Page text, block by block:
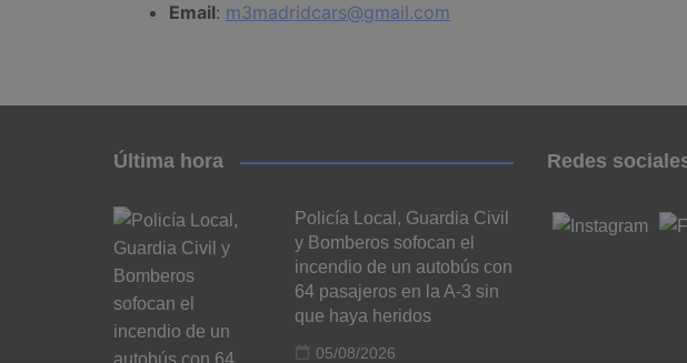
Email: m3madridcars@gmail.com
Última hora
Policía Local, Guardia Civil
y Bomberos sofocan el
incendio de un autobús con
64 pasajeros en la A-3 sin
que haya heridos
05/08/2026
Redes